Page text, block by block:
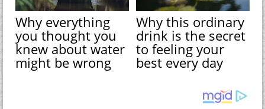
Why everything
you thought you
knew about water
might be wrong
Why this ordinary
drink is the secret
to feeling your
best every day